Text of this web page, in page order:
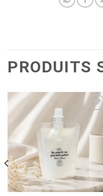
PRODUITS
Ajouter
à la
wishlist